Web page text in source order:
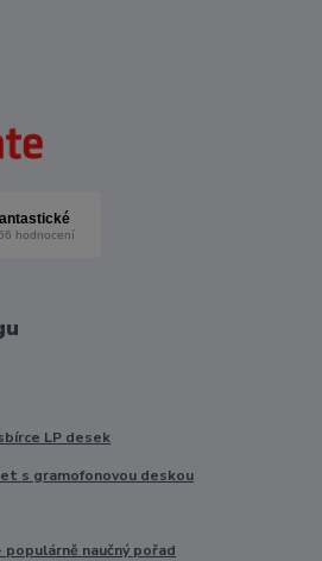
LP desek
s gramofonovou deskou
naučný pořad